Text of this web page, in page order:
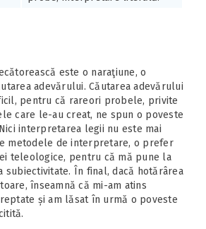
este o naraţiune, o
adevărului. Căutarea adevărului
pentru că rareori probele, privite
care le-au creat, ne spun o poveste
interpretarea legii nu este mai
metodele de interpretare, o prefer
teleologice, pentru că mă pune la
subiectivitate. În final, dacă hotărârea
înseamnă că mi-am atins
și am lăsat în urmă o poveste